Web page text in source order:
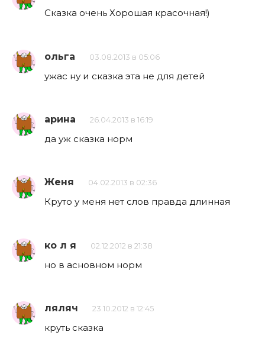
Сказка очень Хорошая красочная!)
ольга 03.08.2013 в 05:06
ужас ну и сказка эта не для детей
арина 26.04.2013 в 16:19
да уж сказка норм
Женя 04.02.2013 в 02:36
Круто у меня нет слов правда длинная
ко л я 02.12.2012 в 21:38
но в асновном норм
ляляч 23.10.2012 в 12:45
круть сказка